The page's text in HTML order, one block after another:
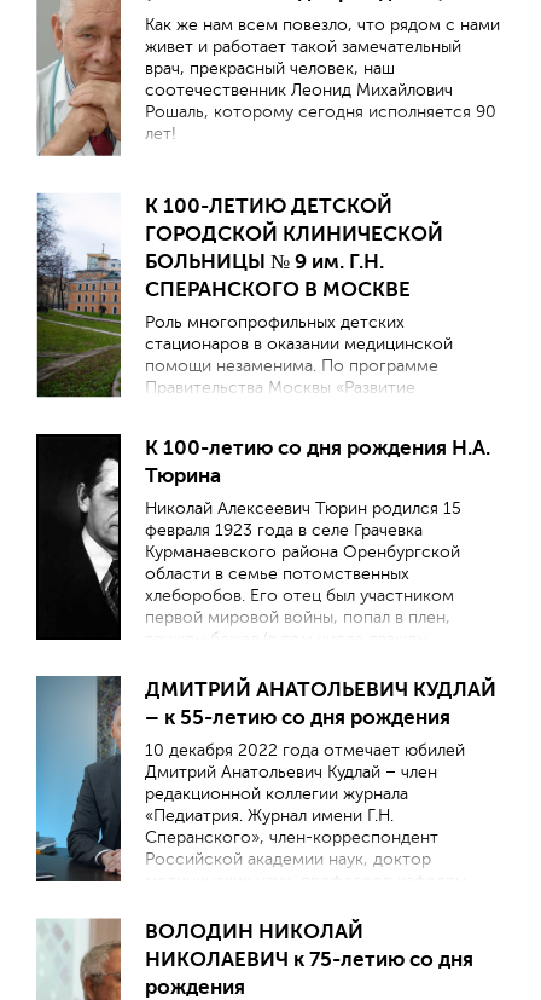
18 июля 2023 г. педиатры России отмечают
юбилей выдающегося ученого-педиатра
современности, Заслуженного деятеля
науки РФ, лауреата премии Правительства
РФ в области науки и техники, Президента
Союза педиатров России, академика РАН,
профессора Лейлы Сеймуровны
Как же нам всем повезло, что рядом с нами
живет и работает такой замечательный
врач, прекрасный человек, наш
соотечественник Леонид Михайлович
Рошаль, которому сегодня исполняется 90
лет!
К 100-ЛЕТИЮ ДЕТСКОЙ
ГОРОДСКОЙ КЛИНИЧЕСКОЙ
БОЛЬНИЦЫ № 9 им. Г.Н.
СПЕРАНСКОГО В МОСКВЕ
Роль многопрофильных детских
стационаров в оказании медицинской
помощи незаменима. По программе
Правительства Москвы «Развитие
вовлечены в реализацию всех задач,
поставленных для достижения цели охраны
основные вехи развития ГБУЗ «Детская
городская клиническая больница № 9 им.
Г.Н. Сперанского Департамента
Здравоохранения города Москвы»,
крупнейшего столичного стационара.
Больница прошла путь от Изолятора для
несовершеннолетних) до городского
многопрофильного консультативно-
высокотехнологичную медицинскую
помощь получают дети со всех регионов
России и зарубежья
К 100-летию со дня рождения Н.А.
Тюрина
Николай Алексеевич Тюрин родился 15
февраля 1923 года в селе Грачевка
Курманаевского района Оренбургской
области в семье потомственных
хлеборобов. Его отец был участником
первой мировой войны, попал в плен,
трижды бежал (в том числе дважды
отправляли в лагерь. Третий побег был
успешным, и он вместе с двумя своими
товарищами, прорвался к передовой
русской армии. После проверки и
расследования он был отпущен домой.
ДМИТРИЙ АНАТОЛЬЕВИЧ КУДЛАЙ
– к 55-летию со дня рождения
10 декабря 2022 года отмечает юбилей
Дмитрий Анатольевич Кудлай – член
редакционной коллегии журнала
«Педиатрия. Журнал имени Г.Н.
Сперанского», член-корреспондент
Российской академии наук, доктор
ВО Первый МГМУ им. И.М. Сеченова
Минздрава России, ведущий научный
сотрудник ФГБУ «ГНЦ Институт
иммунологии» ФМБА России, вице-
ВОЛОДИН НИКОЛАЙ
НИКОЛАЕВИЧ к 75-летию со дня
рождения